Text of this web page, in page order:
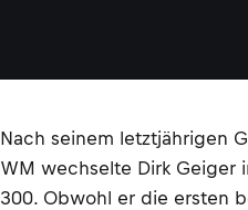
Nach seinem letztjährigen
WM wechselte Dirk Geiger
300. Obwohl er die ersten